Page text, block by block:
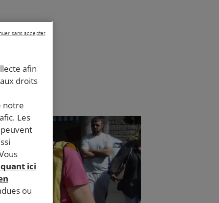
afin
droits
notre
Les
ici
ou
sans accepter